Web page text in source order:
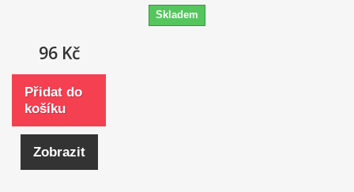
Skladem
96 Kč
Přidat do
košíku
Zobrazit